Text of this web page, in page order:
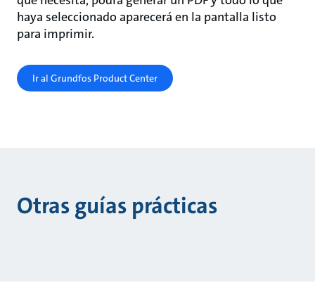
haya seleccionado aparecerá en la pantalla listo
para imprimir.
Ir al Grundfos Product Center
Otras guías prácticas